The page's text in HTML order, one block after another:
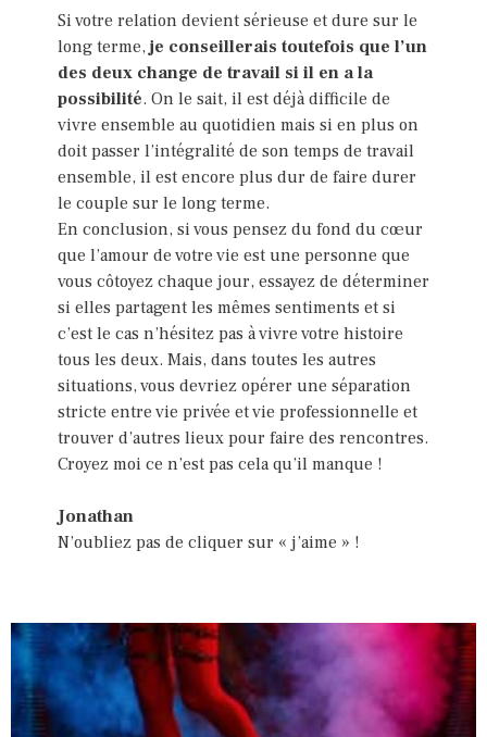
Si votre relation devient sérieuse et dure sur le
long terme, je conseillerais toutefois que l’un
des deux change de travail si il en a la
possibilité. On le sait, il est déjà difficile de
vivre ensemble au quotidien mais si en plus on
doit passer l’intégralité de son temps de travail
ensemble, il est encore plus dur de faire durer
le couple sur le long terme.
En conclusion, si vous pensez du fond du cœur
que l’amour de votre vie est une personne que
vous côtoyez chaque jour, essayez de déterminer
si elles partagent les mêmes sentiments et si
c’est le cas n’hésitez pas à vivre votre histoire
tous les deux. Mais, dans toutes les autres
situations, vous devriez opérer une séparation
stricte entre vie privée et vie professionnelle et
trouver d’autres lieux pour faire des rencontres.
Croyez moi ce n’est pas cela qu’il manque !
Jonathan
N’oubliez pas de cliquer sur « j’aime » !